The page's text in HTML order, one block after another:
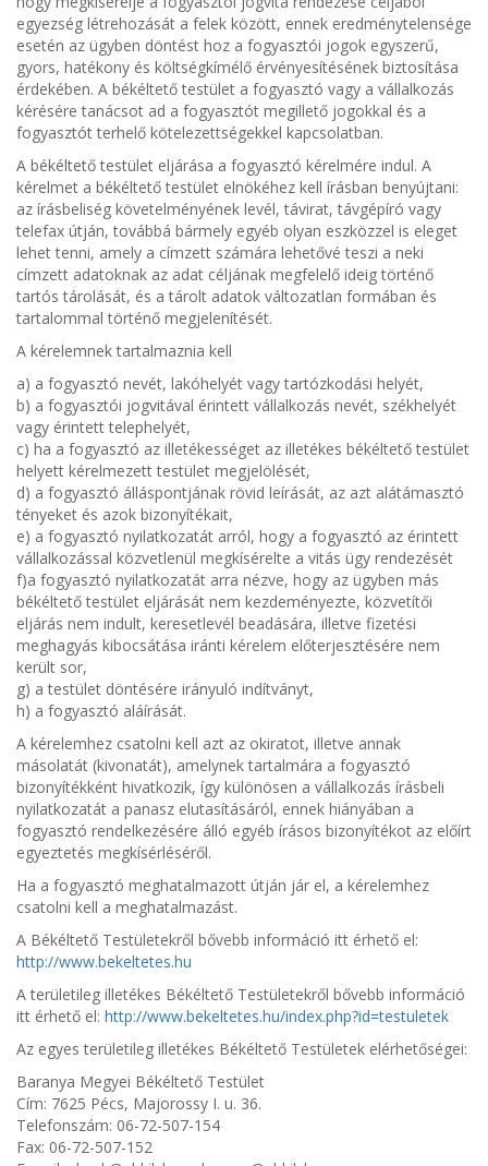
egyezség létrehozását a felek között, ennek eredménytelensége
esetén az ügyben döntést hoz a fogyasztói jogok egyszerű,
gyors, hatékony és költségkímélő érvényesítésének biztosítása
érdekében. A békéltető testület a fogyasztó vagy a vállalkozás
kérésére tanácsot ad a fogyasztót megillető jogokkal és a
fogyasztót terhelő kötelezettségekkel kapcsolatban.
A békéltető testület eljárása a fogyasztó kérelmére indul. A
kérelmet a békéltető testület elnökéhez kell írásban benyújtani:
az írásbeliség követelményének levél, távirat, távgépíró vagy
telefax útján, továbbá bármely egyéb olyan eszközzel is eleget
lehet tenni, amely a címzett számára lehetővé teszi a neki
címzett adatoknak az adat céljának megfelelő ideig történő
tartós tárolását, és a tárolt adatok változatlan formában és
tartalommal történő megjelenítését.
A kérelemnek tartalmaznia kell
a) a fogyasztó nevét, lakóhelyét vagy tartózkodási helyét,
b) a fogyasztói jogvitával érintett vállalkozás nevét, székhelyét
vagy érintett telephelyét,
c) ha a fogyasztó az illetékességet az illetékes békéltető testület
helyett kérelmezett testület megjelölését,
d) a fogyasztó álláspontjának rövid leírását, az azt alátámasztó
tényeket és azok bizonyítékait,
e) a fogyasztó nyilatkozatát arról, hogy a fogyasztó az érintett
vállalkozással közvetlenül megkísérelte a vitás ügy rendezését
f)a fogyasztó nyilatkozatát arra nézve, hogy az ügyben más
békéltető testület eljárását nem kezdeményezte, közvetítői
eljárás nem indult, keresetlevél beadására, illetve fizetési
meghagyás kibocsátása iránti kérelem előterjesztésére nem
került sor,
g) a testület döntésére irányuló indítványt,
h) a fogyasztó aláírását.
A kérelemhez csatolni kell azt az okiratot, illetve annak
másolatát (kivonatát), amelynek tartalmára a fogyasztó
bizonyítékként hivatkozik, így különösen a vállalkozás írásbeli
nyilatkozatát a panasz elutasításáról, ennek hiányában a
fogyasztó rendelkezésére álló egyéb írásos bizonyítékot az előírt
egyeztetés megkísérléséről.
Ha a fogyasztó meghatalmazott útján jár el, a kérelemhez
csatolni kell a meghatalmazást.
A Békéltető Testületekről bővebb információ itt érhető el:
http://www.bekeltetes.hu
A területileg illetékes Békéltető Testületekről bővebb információ
itt érhető el: http://www.bekeltetes.hu/index.php?id=testuletek
Az egyes területileg illetékes Békéltető Testületek elérhetőségei:
Baranya Megyei Békéltető Testület
Cím: 7625 Pécs, Majorossy I. u. 36.
Telefonszám: 06-72-507-154
Fax: 06-72-507-152